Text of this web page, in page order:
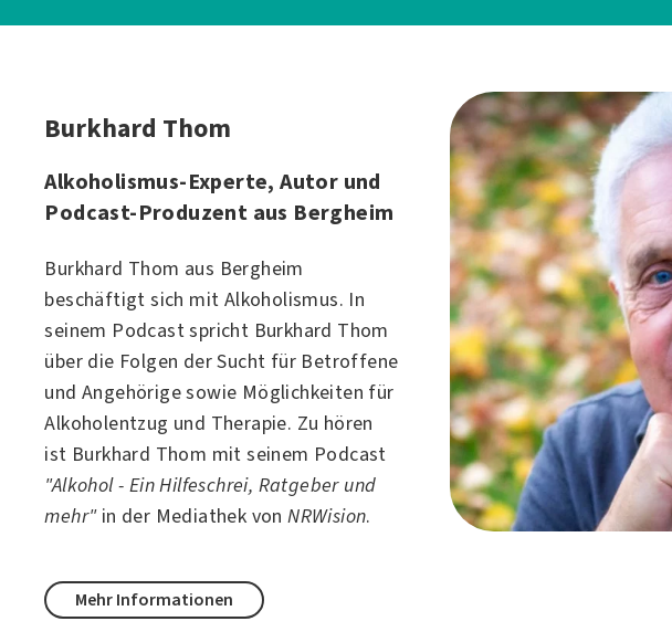
Burkhard Thom
Alkoholismus-Experte, Autor und
Podcast-Produzent aus Bergheim
Burkhard Thom aus Bergheim
beschäftigt sich mit Alkoholismus. In
seinem Podcast spricht Burkhard Thom
über die Folgen der Sucht für Betroffene
und Angehörige sowie Möglichkeiten für
Alkoholentzug und Therapie. Zu hören
ist Burkhard Thom mit seinem Podcast
"Alkohol - Ein Hilfeschrei, Ratgeber und
mehr"in der Mediathek vonNRWision.
Mehr Informationen